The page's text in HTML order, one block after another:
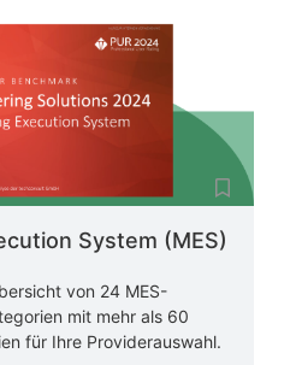
System (MES)
von 24 MES-
mit mehr als 60
für Ihre Providerauswahl.